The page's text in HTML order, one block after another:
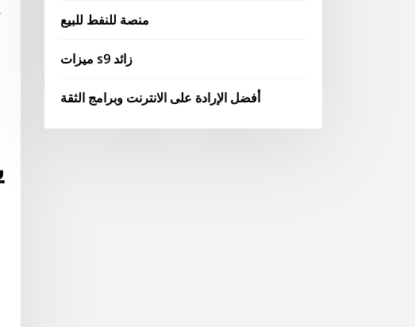
منصة للنفط للبيع
ميزات s9 زائد
أفضل الإرادة على الانترنت وبرامج الثقة